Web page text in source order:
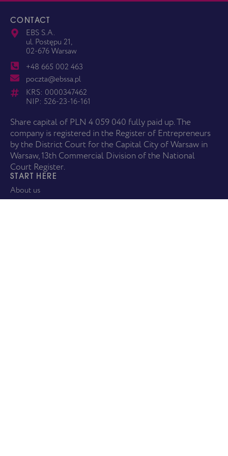
CONTACT
EBS S.A.
ul. Postępu 21,
02-676 Warsaw
+48 665 002 463
poczta@ebssa.pl
KRS: 0000347462
NIP: 526-23-16-161
Share capital of PLN 4 059 040 fully paid up. The
company is registered in the Register of Entrepreneurs
by the District Court for the Capital City of Warsaw in
Warsaw, 13th Commercial Division of the National
Court Register.
START HERE
About us